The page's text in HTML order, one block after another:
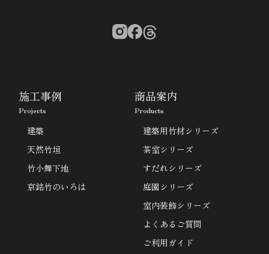
施工事例
Projects
建築
天然竹垣
竹小舞下地
京銘竹のいろは
商品案内
Products
建築用竹材シリーズ
茶室シリーズ
すだれシリーズ
庭園シリーズ
室内装飾シリーズ
よくあるご質問
ご利用ガイド